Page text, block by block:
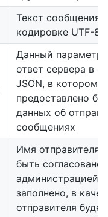
Текст сообщения в
кодировке UTF-8
Данный параметр
ответ сервера в
JSON, в котором
предоставлено
данных об
сообщениях
Имя отправителя
быть согласовано
администрацией).
заполнено, в
отправителя